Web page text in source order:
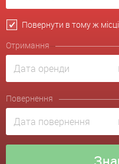
Повернути в тому ж місці
Отримання
Повернення